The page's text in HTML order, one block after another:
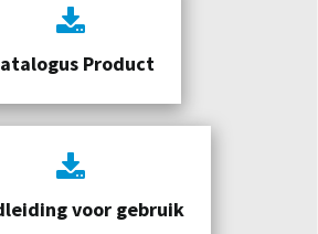
Product
voor gebruik